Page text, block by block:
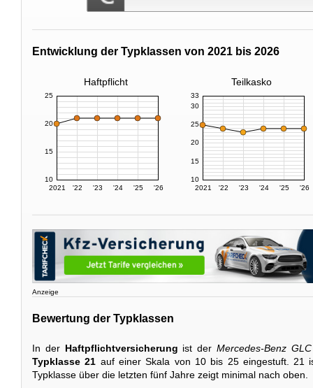
Entwicklung der Typklassen von 2021 bis 2026
Haftpflicht Teilkasko
2021 '22 '23 '24 '25 '26
10
15
20
25
2021 '22 '23 '24 '25 '26
10
15
20
25
30
33
Anzeige
Bewertung der Typklassen
In der Haftpflichtversicherung ist der Mercedes-Benz
Typklasse 21 auf einer Skala von 10 bis 25 eingestuft. 21
Typklasse über die letzten fünf Jahre zeigt minimal nach oben.